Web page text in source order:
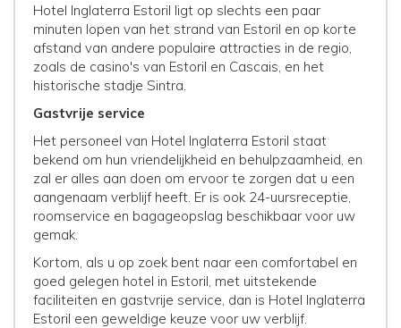
Hotel Inglaterra Estoril ligt op slechts een paar
minuten lopen van het strand van Estoril en op korte
afstand van andere populaire attracties in de regio,
zoals de casino's van Estoril en Cascais, en het
historische stadje Sintra.
Gastvrije service
Het personeel van Hotel Inglaterra Estoril staat
bekend om hun vriendelijkheid en behulpzaamheid, en
zal er alles aan doen om ervoor te zorgen dat u een
aangenaam verblijf heeft. Er is ook 24-uursreceptie,
roomservice en bagageopslag beschikbaar voor uw
gemak.
Kortom, als u op zoek bent naar een comfortabel en
goed gelegen hotel in Estoril, met uitstekende
faciliteiten en gastvrije service, dan is Hotel Inglaterra
Estoril een geweldige keuze voor uw verblijf.